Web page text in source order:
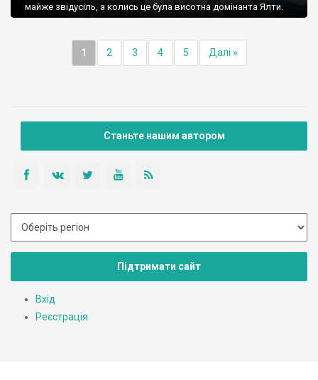
майже звідусіль, а колись це була висотна домінанта Ялти.
1 2 3 4 5 Далі »
Станьте нашим автором
Підтримати сайт
Вхід
Реєстрація